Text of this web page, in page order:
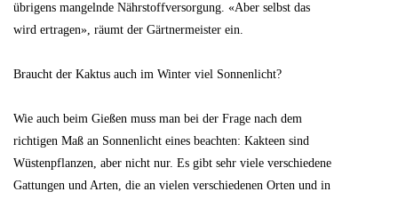
übrigens mangelnde Nährstoffversorgung. «Aber selbst das
wird ertragen», räumt der Gärtnermeister ein.
Braucht der Kaktus auch im Winter viel Sonnenlicht?
Wie auch beim Gießen muss man bei der Frage nach dem
richtigen Maß an Sonnenlicht eines beachten: Kakteen sind
Wüstenpflanzen, aber nicht nur. Es gibt sehr viele verschiedene
Gattungen und Arten, die an vielen verschiedenen Orten und in